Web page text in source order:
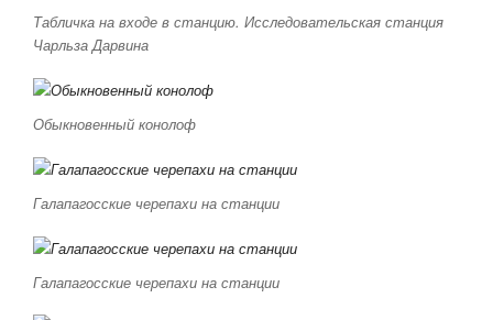
Табличка на входе в станцию. Исследовательская станция
Чарльза Дарвина
Обыкновенный конолоф
Галапагосские черепахи на станции
Галапагосские черепахи на станции